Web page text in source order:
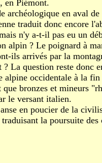
en Piémont.
en aval de
traduit donc encore
n'y a-t-il pas eu un
alpin ? Le poignard à
ils arrivés par la
La question reste donc
alpine occidentale à la
bronzes et mineurs
le versant italien.
en poucier de la
la poursuite des